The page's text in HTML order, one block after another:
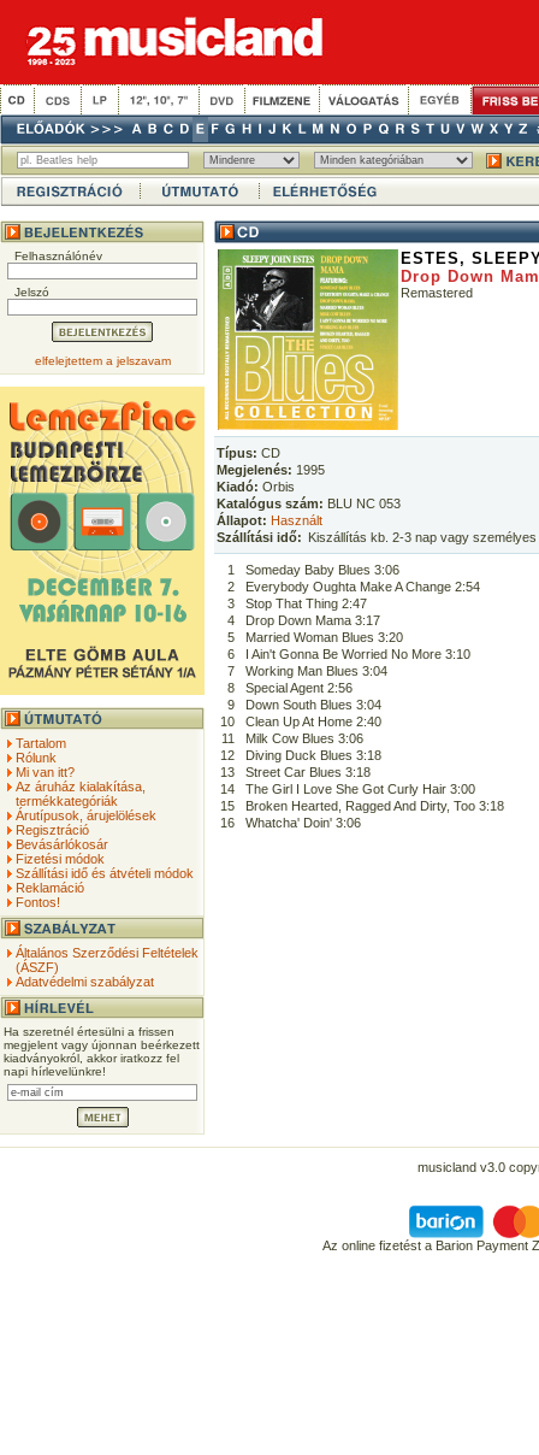
Felhasználónév
Jelszó
elfelejtettem a jelszavam
Tartalom
Rólunk
Mi van itt?
Az áruház kialakítása,
termékkategóriák
Árutípusok, árujelölések
Regisztráció
Bevásárlókosár
Fizetési módok
Szállítási idő és átvételi módok
Reklamáció
Fontos!
Általános Szerződési Feltételek
(ÁSZF)
Adatvédelmi szabályzat
Ha szeretnél értesülni a frissen
megjelent vagy újonnan beérkezett
kiadványokról, akkor iratkozz fel
napi hírlevelünkre!
ESTES,
Drop Down
Remastered
Típus: CD
Megjelenés: 1995
Kiadó: Orbis
Katalógus szám: BLU NC 053
Állapot: Használt
Szállítási idő: Kiszállítás kb. 2-3 nap vagy
1
Someday Baby Blues 3:06
2
Everybody Oughta Make A Change 2:54
3
Stop That Thing 2:47
4
Drop Down Mama 3:17
5
Married Woman Blues 3:20
6
I Ain't Gonna Be Worried No More 3:10
7
Working Man Blues 3:04
8
Special Agent 2:56
9
Down South Blues 3:04
10
Clean Up At Home 2:40
11
Milk Cow Blues 3:06
12
Diving Duck Blues 3:18
13
Street Car Blues 3:18
14
The Girl I Love She Got Curly Hair 3:00
15
Broken Hearted, Ragged And Dirty, Too 3:18
16
Whatcha' Doin' 3:06
musicland v3.0
Az online fizetést a Barion Payment